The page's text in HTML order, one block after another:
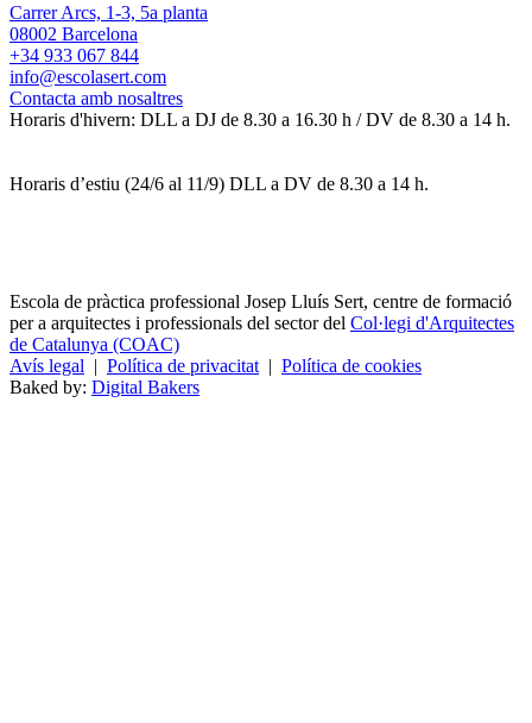
Carrer Arcs, 1-3, 5a planta
08002 Barcelona
+34 933 067 844
info@escolasert.com
Contacta amb nosaltres
Horaris d'hivern: DLL a DJ de 8.30 a 16.30 h / DV de 8.30 a 14 h.
Horaris d’estiu (24/6 al 11/9) DLL a DV de 8.30 a 14 h.
Escola de pràctica professional Josep Lluís Sert, centre de formació
per a arquitectes i professionals del sector del Col·legi d'Arquitectes
de Catalunya (COAC)
Avís legal | Política de privacitat | Política de cookies
Baked by: Digital Bakers